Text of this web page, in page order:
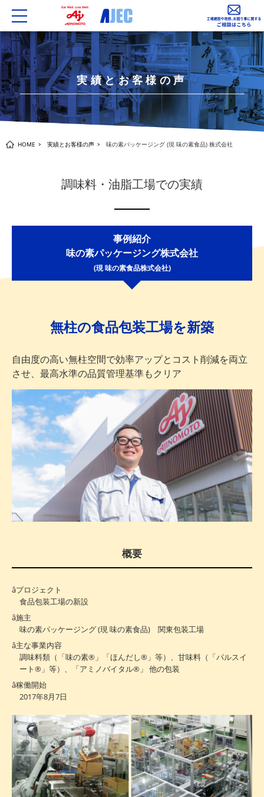
toggle
navigation
実績とお客様の声
HOME 実績とお客様の声 味の素パッケージング (現 味の素食品) 株式会社
調味料・油脂工場での実績
事例紹介
味の素パッケージング株式会社
(現 味の素食品株式会社)
無柱の食品包装工場を新築
自由度の高い無柱空間で効率アップとコスト削減を両立
させ、 最高水準の品質管理基準もクリア
概要
プロジェクト
食品包装工場の新設
施主
味の素パッケージング (現 味の素食品) 関東包装工場
主な事業内容
調味料類（「味の素®」「ほんだし®」等）、甘味料（「パルスイ
ート®」等）、「アミノバイタル®」 他の包装
稼働開始
2017年8月7日